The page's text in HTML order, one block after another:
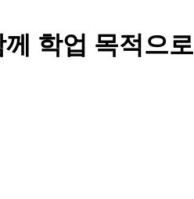
학업 목적으로